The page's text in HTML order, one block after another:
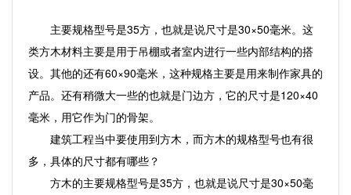
主要规格型号是35方，也就是说尺寸是30×50毫米。这
类方木材料主要是用于吊棚或者室内进行一些内部结构的搭
设。其他的还有60×90毫米，这种规格主要是用来制作家具的
产品。还有稍微大一些的也就是门边方，它的尺寸是120×40
毫米，用它作为门的骨架。
建筑工程当中要使用到方木，而方木的规格型号也有很
多，具体的尺寸都有哪些？
方木的主要规格型号是35方，也就是说尺寸是30×50毫